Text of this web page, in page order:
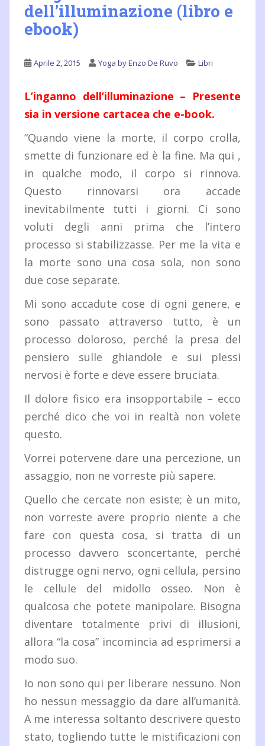
dell’illuminazione (libro e
ebook)
Aprile 2, 2015 Yoga by Enzo De Ruvo Libri
L’inganno dell’illuminazione – Presente
sia in versione cartacea che e-book.
“Quando viene la morte, il corpo crolla,
smette di funzionare ed è la fine. Ma qui ,
in qualche modo, il corpo si rinnova.
Questo rinnovarsi ora accade
inevitabilmente tutti i giorni. Ci sono
voluti degli anni prima che l’intero
processo si stabilizzasse. Per me la vita e
la morte sono una cosa sola, non sono
due cose separate.
Mi sono accadute cose di ogni genere, e
sono passato attraverso tutto, è un
processo doloroso, perché la presa del
pensiero sulle ghiandole e sui plessi
nervosi è forte e deve essere bruciata.
Il dolore fisico era insopportabile – ecco
perché dico che voi in realtà non volete
questo.
Vorrei potervene dare una percezione, un
assaggio, non ne vorreste più sapere.
Quello che cercate non esiste; è un mito,
non vorreste avere proprio niente a che
fare con questa cosa, si tratta di un
processo davvero sconcertante, perché
distrugge ogni nervo, ogni cellula, persino
le cellule del midollo osseo. Non è
qualcosa che potete manipolare. Bisogna
diventare totalmente privi di illusioni,
allora “la cosa” incomincia ad esprimersi a
modo suo.
Io non sono qui per liberare nessuno. Non
ho nessun messaggio da dare all’umanità.
A me interessa soltanto descrivere questo
stato, togliendo tutte le mistificazioni con